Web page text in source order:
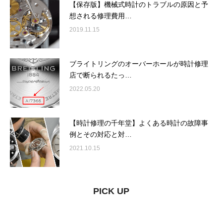
【保存版】機械式時計のトラブルの原因と予
想される修理費用…
2019.11.15
ブライトリングのオーバーホールが時計修理
店で断られるたっ…
2022.05.20
【時計修理の千年堂】よくある時計の故障事
例とその対応と対…
2021.10.15
PICK UP